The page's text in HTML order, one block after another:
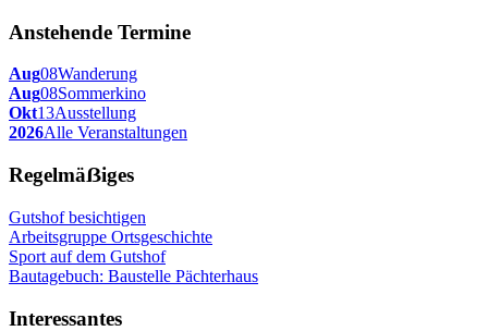
Anstehende Termine
Aug08Wanderung
Aug08Sommerkino
Okt13Ausstellung
2026Alle Veranstaltungen
Regelmäẞiges
Gutshof besichtigen
Arbeitsgruppe Ortsgeschichte
Sport auf dem Gutshof
Bautagebuch: Baustelle Pächterhaus
Interessantes